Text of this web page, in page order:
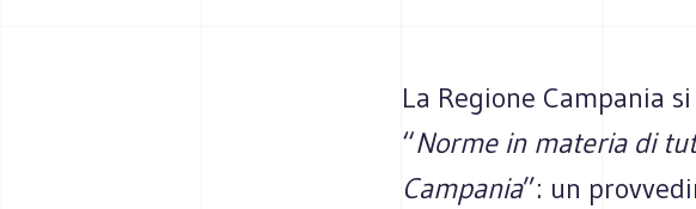
La Regione Campania
“Norme in materia di
Campania”: un